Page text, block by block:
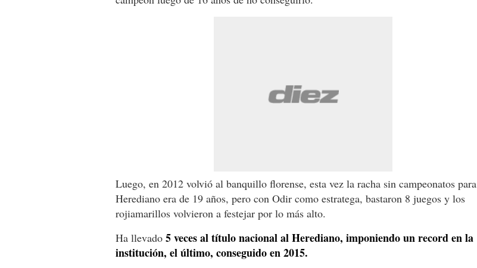
Luego, en 2012 volvió al banquillo florense, esta vez la racha sin campeonatos para
Herediano era de 19 años, pero con Odir como estratega, bastaron 8 juegos y los
rojiamarillos volvieron a festejar por lo más alto.
Ha llevado 5 veces al título nacional al Herediano, imponiendo un record en la
institución, el último, conseguido en 2015.